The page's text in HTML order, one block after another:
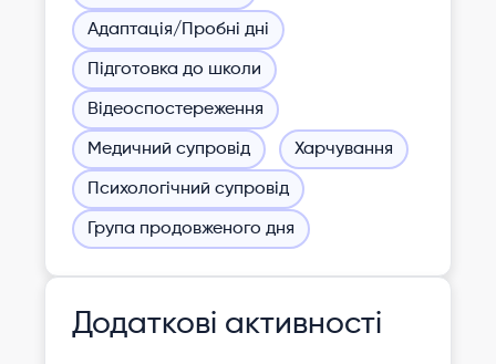
Адаптація/Пробні дні
Підготовка до школи
Відеоспостереження
Медичний супровід Харчування
Психологічний супровід
Група продовженого дня
Додаткові активності